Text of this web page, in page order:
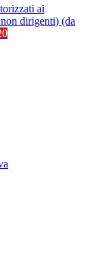
ai
dirigenti) (da